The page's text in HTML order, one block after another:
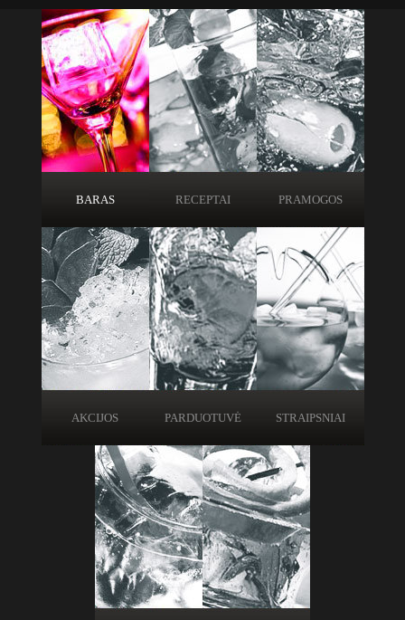
BARAS RECEPTAI PRAMOGOS
AKCIJOS PARDUOTUVĖ STRAIPSNIAI